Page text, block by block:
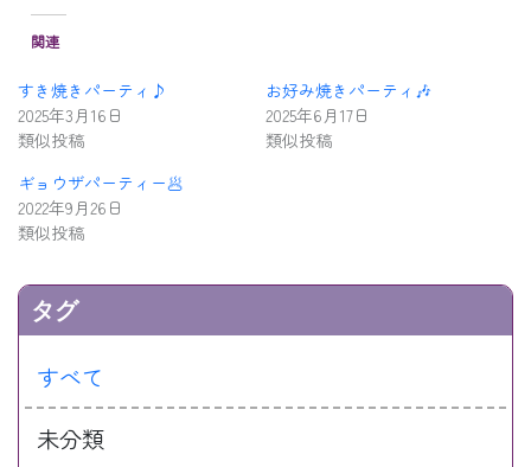
関連
すき焼きパーティ♪
2025年3月16日
類似投稿
お好み焼きパーティ🎶
2025年6月17日
類似投稿
ギョウザパーティー🥟
2022年9月26日
類似投稿
タグ
すべて
未分類